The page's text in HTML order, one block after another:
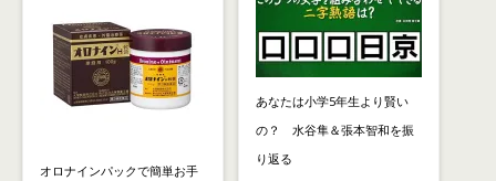
オロナインパックで簡単お手
あなたは小学5年生より賢い
の？ 水谷隼＆張本智和を振
り返る